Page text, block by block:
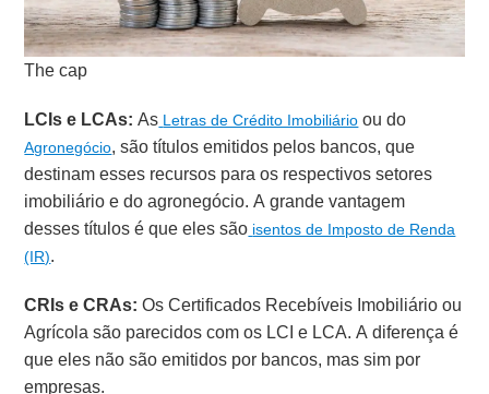
The cap
LCIs e LCAs: As Letras de Crédito Imobiliário ou do
Agronegócio, são títulos emitidos pelos bancos, que
destinam esses recursos para os respectivos setores
imobiliário e do agronegócio. A grande vantagem
desses títulos é que eles são isentos de Imposto de Renda
(IR).
CRIs e CRAs: Os Certificados Recebíveis Imobiliário ou
Agrícola são parecidos com os LCI e LCA. A diferença é
que eles não são emitidos por bancos, mas sim por
empresas.